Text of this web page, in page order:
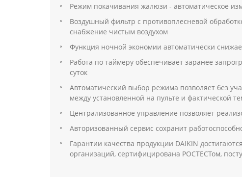
Режим покачивания жалюзи - автоматическое
Воздушный фильтр с противоплесневой
снабжение чистым воздухом
Функция ночной экономии автоматически
Работа по таймеру обеспечивает заранее
суток
Автоматический выбор режима позволяет без
между установленной на пульте и фактической
Централизованное управление позволяет
Авторизованный сервис сохранит
Гарантии качества продукции DAIKIN
организаций, сертифицирована РОСТЕСТом,